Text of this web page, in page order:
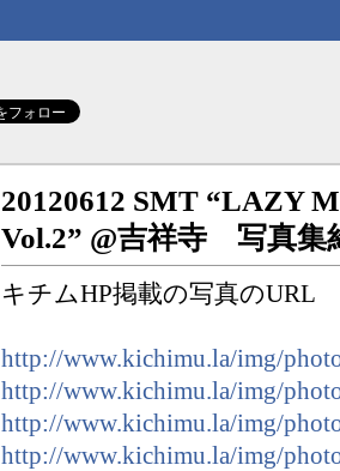
20120612 SMT “LAZY
Vol.2” @吉祥寺 写真集
キチムHP掲載の写真のURL
http://www.kichimu.la/img/
http://www.kichimu.la/img/
http://www.kichimu.la/img/
http://www.kichimu.la/img/